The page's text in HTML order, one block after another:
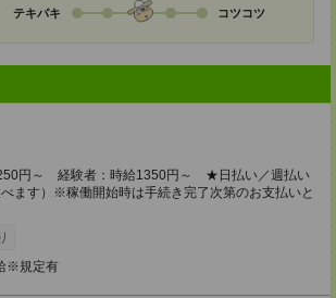
テキパキ コツコツ
円～ 経験者：時給1350円～ ★日払い／週払い
ます）※稼働開始時は手続き完了次第のお支払いと
※規定有